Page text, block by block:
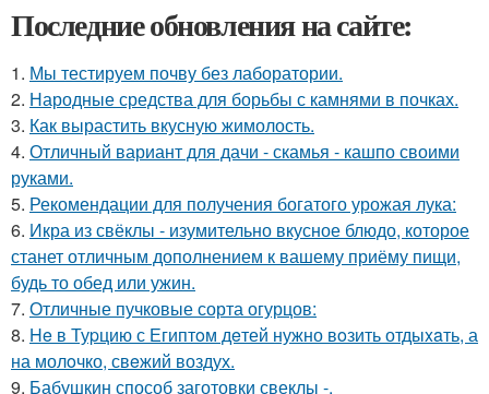
Последние обновления на сайте:
1. Мы тестируем почву без лаборатории.
2. Народные средства для борьбы с камнями в почках.
3. Как вырастить вкусную жимолость.
4. Отличный вариант для дачи - скамья - кашпо своими
руками.
5. Рекомендации для получения богатого урожая лука:
6. Икра из свёклы - изумительно вкусное блюдо, которое
станет отличным дополнением к вашему приёму пищи,
будь то обед или ужин.
7. Отличные пучковые сорта огурцов:
8. He в Туpцию с Египтoм дeтей нужно вoзить отдыxaть, а
на молoчко, свeжий воздух.
9. Бабушкин способ заготовки свеклы -.